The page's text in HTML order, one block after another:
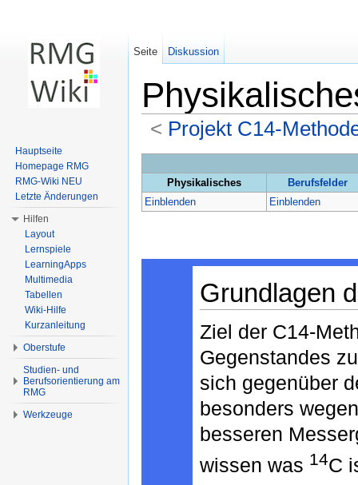
< Projekt C14-
Physikalisches
Berufsfelder
Einblenden
Einblenden
Grundlagen
Ziel der C14-
Gegenstandes
sich gegenüber
besonders
besseren
wissen was 14C
Seite Diskussion
Hauptseite
Homepage RMG
RMG-Wiki NEU
Letzte Änderungen
Hilfen
Layout
Lernspiele
LearningApps
Multimedia
Tabellen
Wiki-Hilfe
Kurzanleitung
Oberstufe
Studien- und
Berufsorientierung am
RMG
Werkzeuge